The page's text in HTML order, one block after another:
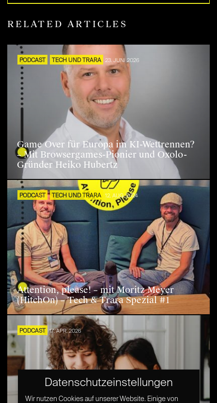
RELATED ARTICLES
PODCAST TECH UND TRARA 23. JUNI 2026
Game Over für Europa im KI-Wettrennen?
– Mit Browsergames-Pionier und Oxolo-
Gründer Heiko Hubertz
PODCAST TECH UND TRARA 12. AUG. 2024
Attention, please! – mit Moritz Meyer
(HitchOn) – Tech & Trara Spezial #1
PODCAST 17. APR. 2026
Datenschutzeinstellungen
Wir nutzen Cookies auf unserer Website. Einige von